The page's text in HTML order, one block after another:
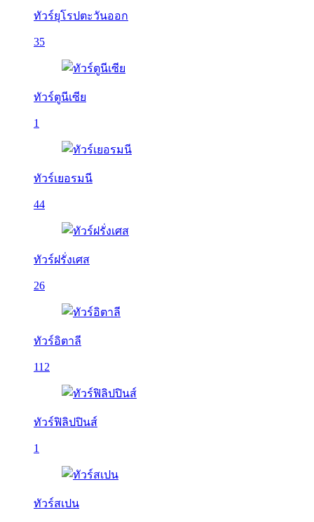
ทัวร์ยุโรปตะวันออก
35
ทัวร์ตูนีเซีย
1
ทัวร์เยอรมนี
44
ทัวร์ฝรั่งเศส
26
ทัวร์อิตาลี
112
ทัวร์ฟิลิปปินส์
1
ทัวร์สเปน